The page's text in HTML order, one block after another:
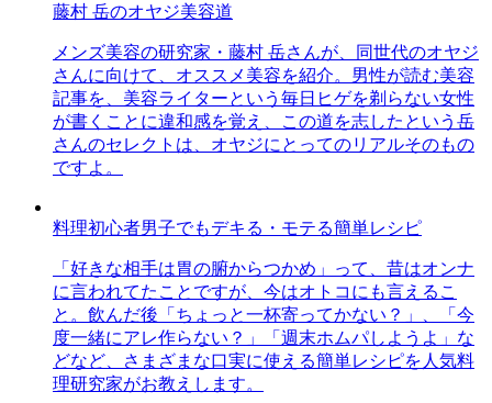
藤村 岳のオヤジ美容道
メンズ美容の研究家・藤村 岳さんが、同世代のオヤジ
さんに向けて、オススメ美容を紹介。男性が読む美容
記事を、美容ライターという毎日ヒゲを剃らない女性
が書くことに違和感を覚え、この道を志したという岳
さんのセレクトは、オヤジにとってのリアルそのもの
ですよ。
料理初心者男子でもデキる・モテる簡単レシピ
「好きな相手は胃の腑からつかめ」って、昔はオンナ
に言われてたことですが、今はオトコにも言えるこ
と。飲んだ後「ちょっと一杯寄ってかない？」、「今
度一緒にアレ作らない？」「週末ホムパしようよ」な
どなど、さまざまな口実に使える簡単レシピを人気料
理研究家がお教えします。